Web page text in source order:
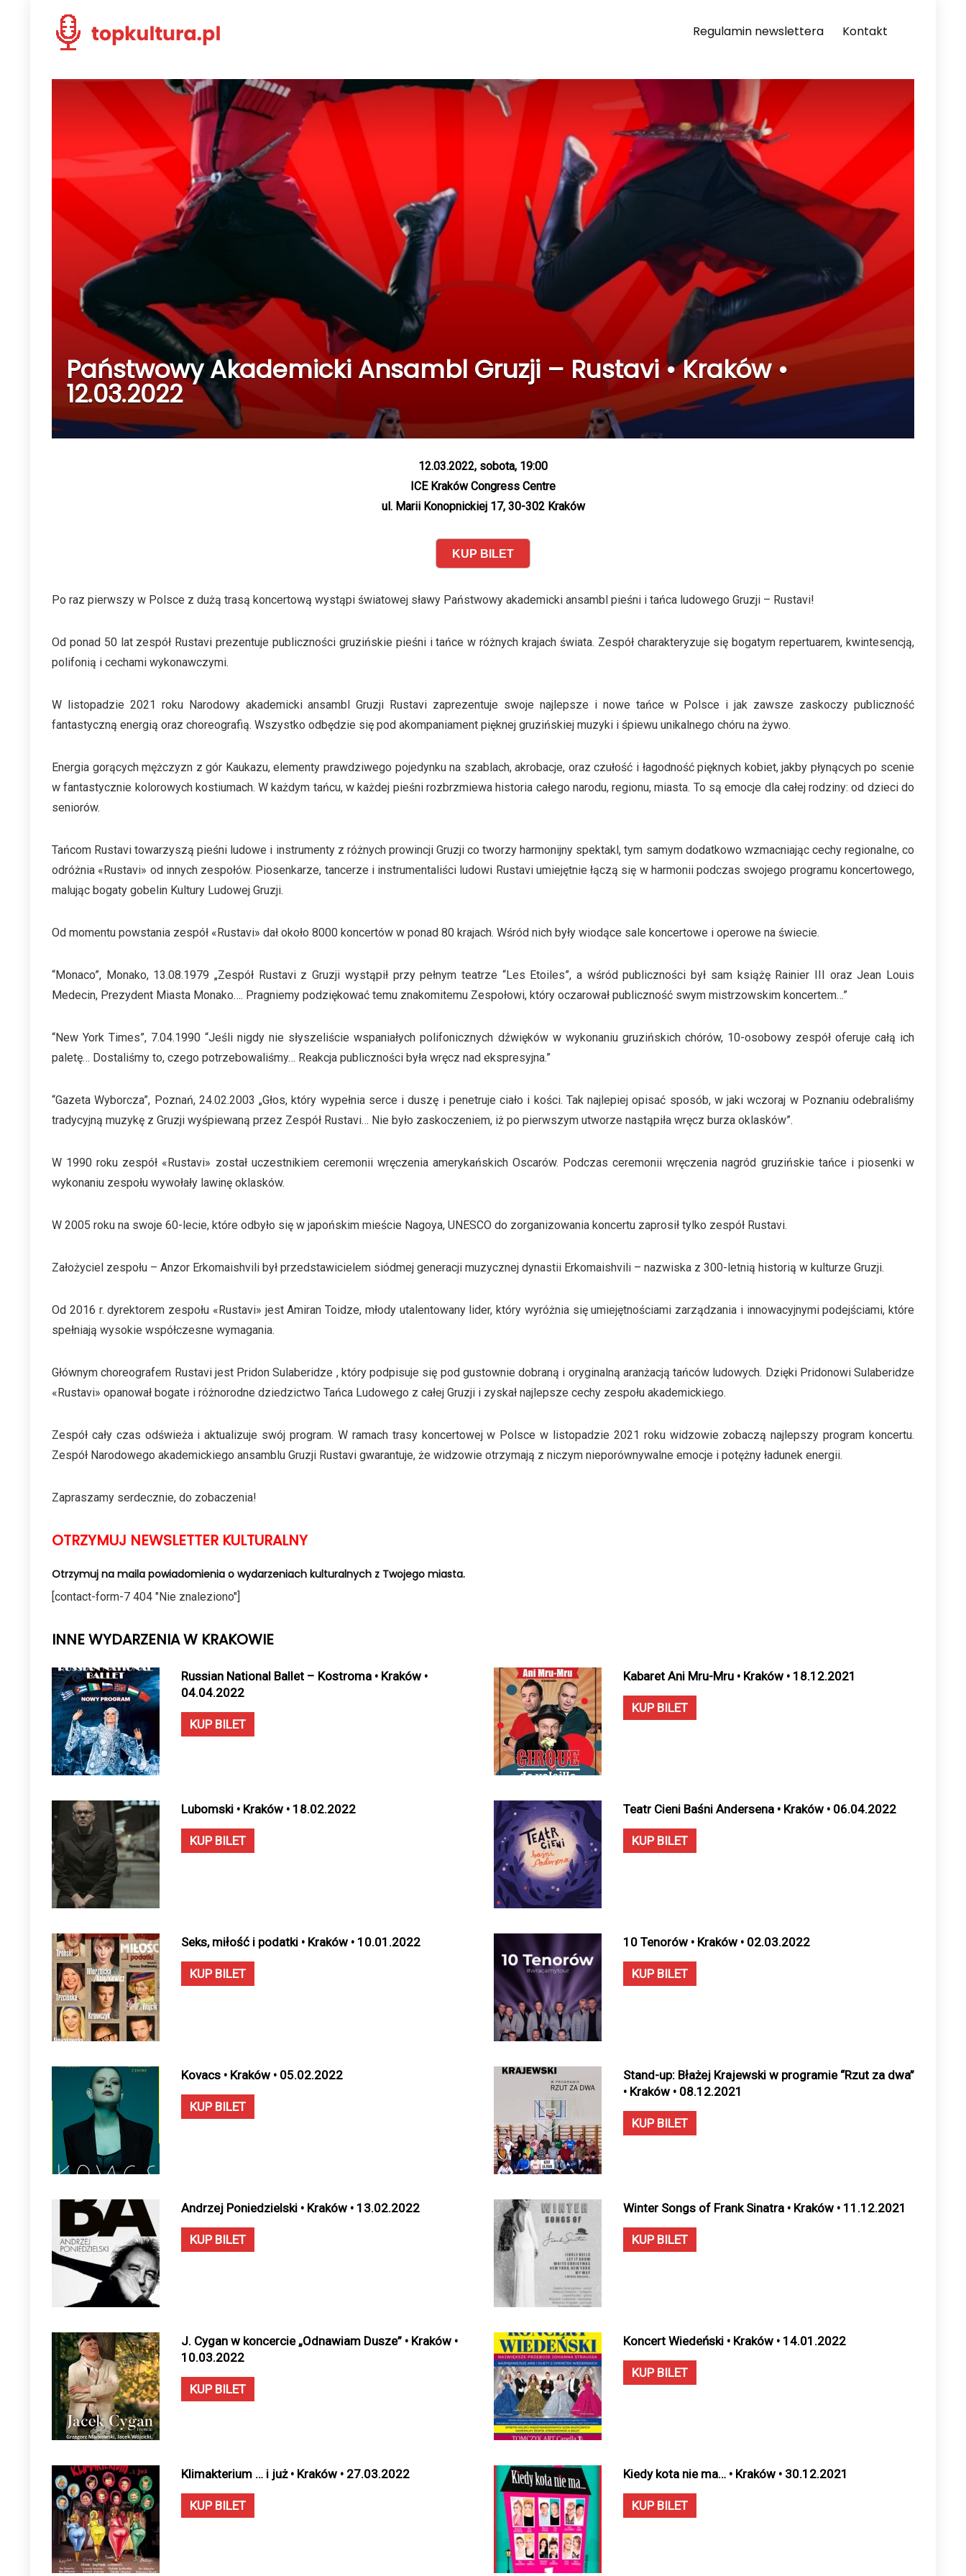
Regulamin newslettera Kontakt
Państwowy Akademicki Ansambl Gruzji – Rustavi • Kraków •
12.03.2022
12.03.2022, sobota, 19:00
ICE Kraków Congress Centre
ul. Marii Konopnickiej 17, 30-302 Kraków
KUP BILET
Po raz pierwszy w Polsce z dużą trasą koncertową wystąpi światowej sławy Państwowy akademicki ansambl pieśni i tańca ludowego Gruzji – Rustavi!
Od ponad 50 lat zespół Rustavi prezentuje publiczności gruzińskie pieśni i tańce w różnych krajach świata. Zespół charakteryzuje się bogatym repertuarem, kwintesencją,
polifonią i cechami wykonawczymi.
W listopadzie 2021 roku Narodowy akademicki ansambl Gruzji Rustavi zaprezentuje swoje najlepsze i nowe tańce w Polsce i jak zawsze zaskoczy publiczność
fantastyczną energią oraz choreografią. Wszystko odbędzie się pod akompaniament pięknej gruzińskiej muzyki i śpiewu unikalnego chóru na żywo.
Energia gorących mężczyzn z gór Kaukazu, elementy prawdziwego pojedynku na szablach, akrobacje, oraz czułość i łagodność pięknych kobiet, jakby płynących po scenie
w fantastycznie kolorowych kostiumach. W każdym tańcu, w każdej pieśni rozbrzmiewa historia całego narodu, regionu, miasta. To są emocje dla całej rodziny: od dzieci do
seniorów.
Tańcom Rustavi towarzyszą pieśni ludowe i instrumenty z różnych prowincji Gruzji co tworzy harmonijny spektakl, tym samym dodatkowo wzmacniając cechy regionalne, co
odróżnia «Rustavi» od innych zespołów. Piosenkarze, tancerze i instrumentaliści ludowi Rustavi umiejętnie łączą się w harmonii podczas swojego programu koncertowego,
malując bogaty gobelin Kultury Ludowej Gruzji.
Od momentu powstania zespół «Rustavi» dał około 8000 koncertów w ponad 80 krajach. Wśród nich były wiodące sale koncertowe i operowe na świecie.
“Monaco”, Monako, 13.08.1979 „Zespół Rustavi z Gruzji wystąpił przy pełnym teatrze “Les Etoiles”, a wśród publiczności był sam książę Rainier III oraz Jean Louis
Medecin, Prezydent Miasta Monako…. Pragniemy podziękować temu znakomitemu Zespołowi, który oczarował publiczność swym mistrzowskim koncertem…”
“New York Times”, 7.04.1990 “Jeśli nigdy nie słyszeliście wspaniałych polifonicznych dźwięków w wykonaniu gruzińskich chórów, 10-osobowy zespół oferuje całą ich
paletę… Dostaliśmy to, czego potrzebowaliśmy… Reakcja publiczności była wręcz nad ekspresyjna.”
“Gazeta Wyborcza”, Poznań, 24.02.2003 „Głos, który wypełnia serce i duszę i penetruje ciało i kości. Tak najlepiej opisać sposób, w jaki wczoraj w Poznaniu odebraliśmy
tradycyjną muzykę z Gruzji wyśpiewaną przez Zespół Rustavi… Nie było zaskoczeniem, iż po pierwszym utworze nastąpiła wręcz burza oklasków”.
W 1990 roku zespół «Rustavi» został uczestnikiem ceremonii wręczenia amerykańskich Oscarów. Podczas ceremonii wręczenia nagród gruzińskie tańce i piosenki w
wykonaniu zespołu wywołały lawinę oklasków.
W 2005 roku na swoje 60-lecie, które odbyło się w japońskim mieście Nagoya, UNESCO do zorganizowania koncertu zaprosił tylko zespół Rustavi.
Założyciel zespołu – Anzor Erkomaishvili był przedstawicielem siódmej generacji muzycznej dynastii Erkomaishvili – nazwiska z 300-letnią historią w kulturze Gruzji.
Od 2016 r. dyrektorem zespołu «Rustavi» jest Amiran Toidze, młody utalentowany lider, który wyróżnia się umiejętnościami zarządzania i innowacyjnymi podejściami, które
spełniają wysokie współczesne wymagania.
Głównym choreografem Rustavi jest Pridon Sulaberidze , który podpisuje się pod gustownie dobraną i oryginalną aranżacją tańców ludowych. Dzięki Pridonowi Sulaberidze
«Rustavi» opanował bogate i różnorodne dziedzictwo Tańca Ludowego z całej Gruzji i zyskał najlepsze cechy zespołu akademickiego.
Zespół cały czas odświeża i aktualizuje swój program. W ramach trasy koncertowej w Polsce w listopadzie 2021 roku widzowie zobaczą najlepszy program koncertu.
Zespół Narodowego akademickiego ansamblu Gruzji Rustavi gwarantuje, że widzowie otrzymają z niczym nieporównywalne emocje i potężny ładunek energii.
Zapraszamy serdecznie, do zobaczenia!
OTRZYMUJ NEWSLETTER KULTURALNY
Otrzymuj na maila powiadomienia o wydarzeniach kulturalnych z Twojego miasta.
[contact-form-7 404 "Nie znaleziono"]
INNE WYDARZENIA W KRAKOWIE
Russian National Ballet – Kostroma • Kraków •
04.04.2022
KUP BILET
Kabaret Ani Mru-Mru • Kraków • 18.12.2021
KUP BILET
Lubomski • Kraków • 18.02.2022
KUP BILET
Teatr Cieni Baśni Andersena • Kraków • 06.04.2022
KUP BILET
Seks, miłość i podatki • Kraków • 10.01.2022
KUP BILET
10 Tenorów • Kraków • 02.03.2022
KUP BILET
Kovacs • Kraków • 05.02.2022
KUP BILET
Stand-up: Błażej Krajewski w programie “Rzut za dwa”
• Kraków • 08.12.2021
KUP BILET
Andrzej Poniedzielski • Kraków • 13.02.2022
KUP BILET
Winter Songs of Frank Sinatra • Kraków • 11.12.2021
KUP BILET
J. Cygan w koncercie „Odnawiam Dusze” • Kraków •
10.03.2022
KUP BILET
Koncert Wiedeński • Kraków • 14.01.2022
KUP BILET
Klimakterium … i już • Kraków • 27.03.2022
KUP BILET
Kiedy kota nie ma… • Kraków • 30.12.2021
KUP BILET